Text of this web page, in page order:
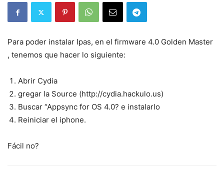
Para poder instalar Ipas, en el firmware 4.0 Golden Master
, tenemos que hacer lo siguiente:
Abrir Cydia
gregar la Source (http://cydia.hackulo.us)
Buscar “Appsync for OS 4.0? e instalarlo
Reiniciar el iphone.
Fácil no?